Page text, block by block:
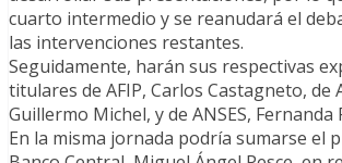
cuarto intermedio y se reanudará el
las intervenciones restantes.
Seguidamente, harán sus respectivas
titulares de AFIP, Carlos Castagneto, de
Guillermo Michel, y de ANSES, Fernanda
En la misma jornada podría sumarse el